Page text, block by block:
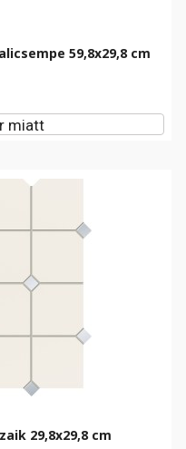
59,8x29,8 cm
miatt
29,8x29,8 cm